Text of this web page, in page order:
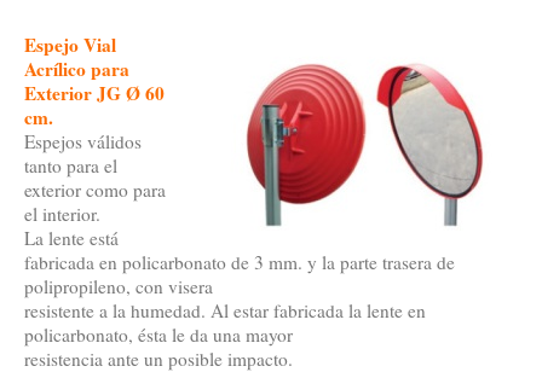
Espejo Vial
Acrílico para
Exterior JG Ø 60
cm.
Espejos válidos
tanto para el
exterior como para
el interior.
La lente está
fabricada en policarbonato de 3 mm. y la parte trasera de
polipropileno, con visera
resistente a la humedad. Al estar fabricada la lente en
policarbonato, ésta le da una mayor
resistencia ante un posible impacto.